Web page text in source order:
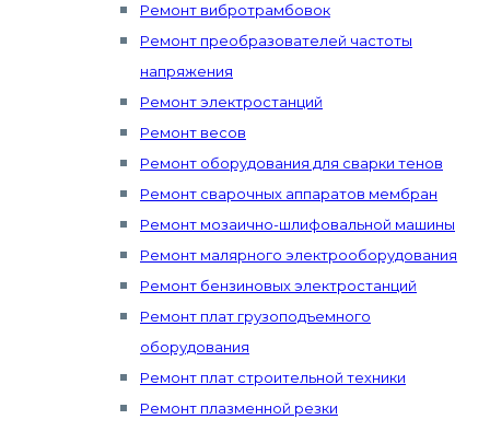
Ремонт вибротрамбовок
Ремонт преобразователей частоты
напряжения
Ремонт электростанций
Ремонт весов
Ремонт оборудования для сварки тенов
Ремонт сварочных аппаратов мембран
Ремонт мозаично-шлифовальной машины
Ремонт малярного электрооборудования
Ремонт бензиновых электростанций
Ремонт плат грузоподъемного
оборудования
Ремонт плат строительной техники
Ремонт плазменной резки